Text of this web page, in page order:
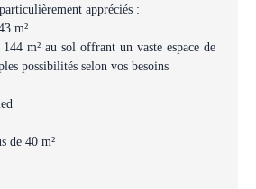
appréciés :
m²
m² au sol offrant un vaste espace de
possibilités selon vos besoins
de 40 m²